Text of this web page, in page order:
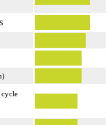
cycle